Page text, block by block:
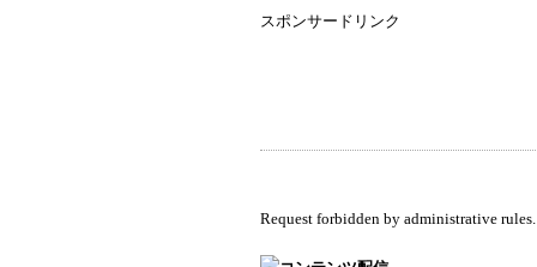
スポンサードリンク
Request forbidden by administrative rules.